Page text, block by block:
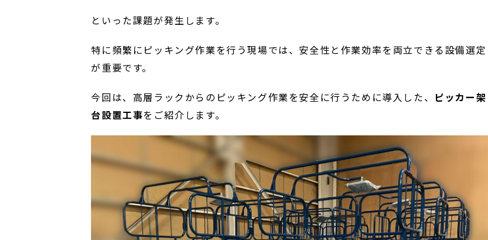
といった課題が発生します。
特に頻繁にピッキング作業を行う現場では、安全性と作業効率を両立できる設備選定
が重要です。
今回は、高層ラックからのピッキング作業を安全に行うために導入した、 ピッカー架
台設置工事をご紹介します。